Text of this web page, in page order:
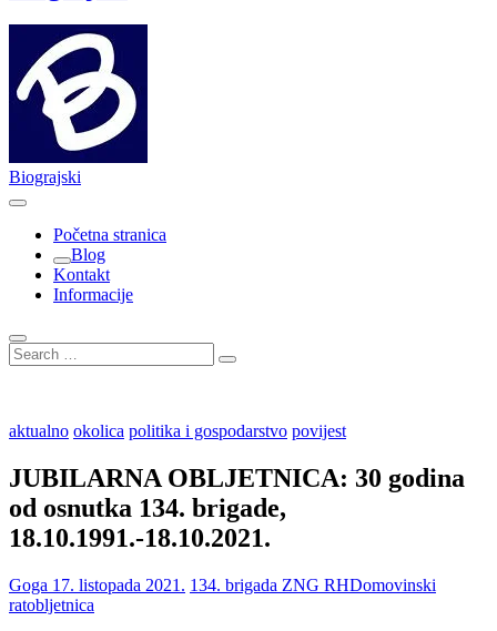
Biograjski
Početna stranica
Blog
Kontakt
Informacije
Search
…
aktualno okolica politika i gospodarstvo povijest
JUBILARNA OBLJETNICA: 30 godina
od osnutka 134. brigade,
18.10.1991.-18.10.2021.
Goga 17. listopada 2021. 134. brigada ZNG RHDomovinski
ratobljetnica